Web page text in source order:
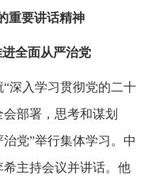
重要讲话精神
全面从严治党
深入学习贯彻党的二十
部署，思考和谋划
党”举行集体学习。中
主持会议并讲话。他